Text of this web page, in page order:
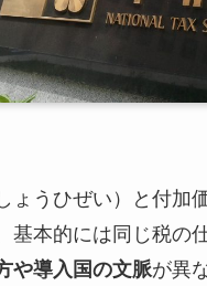
ょうひぜい）と付加
基本的には同じ税の
や導入国の文脈が異